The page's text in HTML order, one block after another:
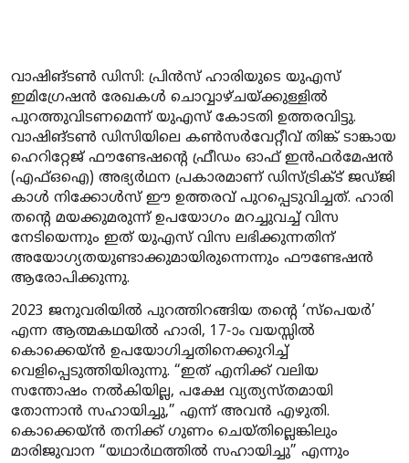
വാഷിങ്ടൺ ഡിസി: പ്രിൻസ് ഹാരിയുടെ യുഎസ്
ഇമിഗ്രേഷൻ രേഖകൾ ചൊവ്വാഴ്ചയ്ക്കുള്ളിൽ
പുറത്തുവിടണമെന്ന് യുഎസ് കോടതി ഉത്തരവിട്ടു.
വാഷിങ്ടൺ ഡിസിയിലെ കൺസർവേറ്റീവ് തിങ്ക് ടാങ്കായ
ഹെറിറ്റേജ് ഫൗണ്ടേഷന്റെ ഫ്രീഡം ഓഫ് ഇൻഫർമേഷൻ
(എഫ്ഒഐ) അഭ്യർഥന പ്രകാരമാണ് ഡിസ്ട്രിക്ട് ജഡ്ജി
കാൾ നിക്കോൾസ് ഈ ഉത്തരവ് പുറപ്പെടുവിച്ചത്. ഹാരി
തൻ്റെ മയക്കുമരുന്ന് ഉപയോഗം മറച്ചുവച്ച് വിസ
നേടിയെന്നും ഇത് യുഎസ് വിസ ലഭിക്കുന്നതിന്
അയോഗ്യതയുണ്ടാക്കുമായിരുന്നെന്നും ഫൗണ്ടേഷൻ
ആരോപിക്കുന്നു.
2023 ജനുവരിയിൽ പുറത്തിറങ്ങിയ തൻ്റെ ‘സ്‌പെയർ’
എന്ന ആത്മകഥയിൽ ഹാരി, 17-ാം വയസ്സിൽ
കൊക്കെയ്ൻ ഉപയോഗിച്ചതിനെക്കുറിച്ച്
വെളിപ്പെടുത്തിയിരുന്നു. “ഇത് എനിക്ക് വലിയ
സന്തോഷം നൽകിയില്ല, പക്ഷേ വ്യത്യസ്തമായി
തോന്നാൻ സഹായിച്ചു,” എന്ന് അവൻ എഴുതി.
കൊക്കെയ്ൻ തനിക്ക് ഗുണം ചെയ്തില്ലെങ്കിലും
മാരിജുവാന “യഥാർഥത്തിൽ സഹായിച്ചു” എന്നും